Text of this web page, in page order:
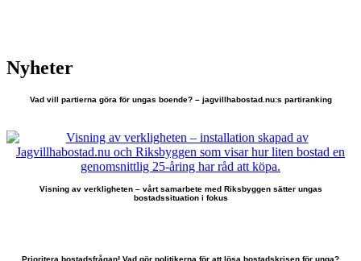
Nyheter
Vad vill partierna göra för ungas boende? – jagvillhabostad.nu:s partiranking
Visning av verkligheten – vårt samarbete med Riksbyggen sätter ungas
bostadssituation i fokus
Prioritera bostadsfrågan! Vad gör politikerna för att lösa bostadskrisen för unga?